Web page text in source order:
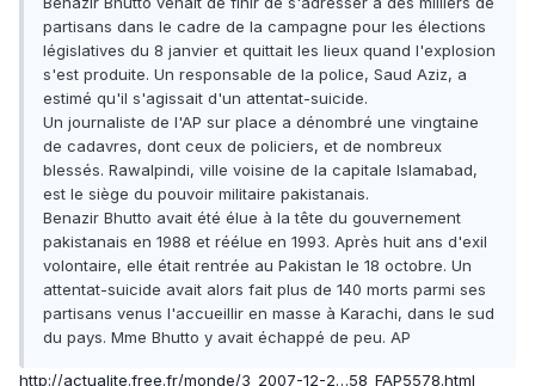
partisans dans le cadre de la campagne pour les élections
législatives du 8 janvier et quittait les lieux quand l'explosion
s'est produite. Un responsable de la police, Saud Aziz, a
estimé qu'il s'agissait d'un attentat-suicide.
Un journaliste de l'AP sur place a dénombré une vingtaine
de cadavres, dont ceux de policiers, et de nombreux
blessés. Rawalpindi, ville voisine de la capitale Islamabad,
est le siège du pouvoir militaire pakistanais.
Benazir Bhutto avait été élue à la tête du gouvernement
pakistanais en 1988 et réélue en 1993. Après huit ans d'exil
volontaire, elle était rentrée au Pakistan le 18 octobre. Un
attentat-suicide avait alors fait plus de 140 morts parmi ses
partisans venus l'accueillir en masse à Karachi, dans le sud
du pays. Mme Bhutto y avait échappé de peu. AP
http://actualite.free.fr/monde/3_2007-12-2…58_FAP5578.html